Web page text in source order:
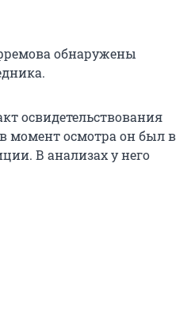
обнаружены
освидетельствования
момент осмотра он был в
В анализах у него